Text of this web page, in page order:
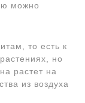
можно
то есть к
но
растет на
из воздуха